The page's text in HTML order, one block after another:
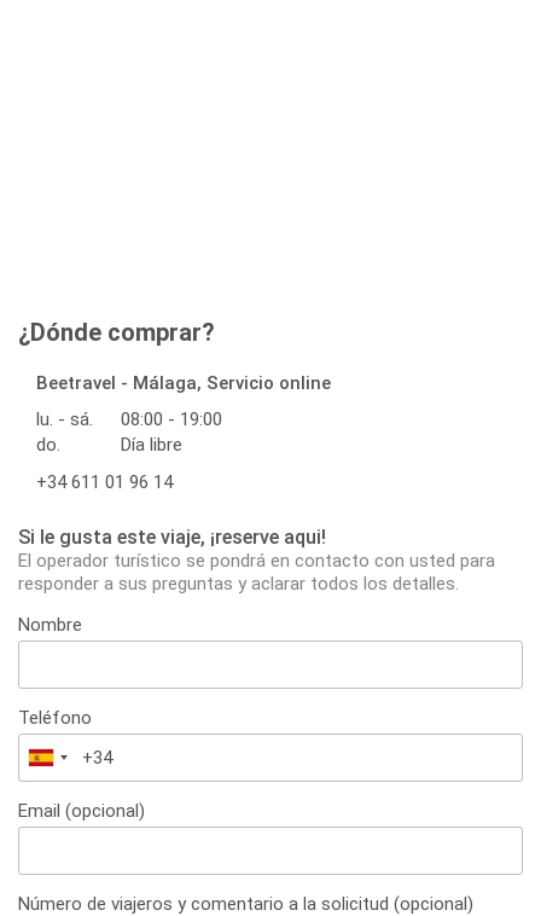
¿Dónde comprar?
Beetravel - Málaga, Servicio online
lu. - sá.
08:00 - 19:00
do.
Día libre
+34 611 01 96 14
Si le gusta este viaje, ¡reserve aqui!
El operador turístico se pondrá en contacto con usted para
responder a sus preguntas y aclarar todos los detalles.
Nombre
Teléfono
España
+34
Email (opcional)
Número de viajeros y comentario a la solicitud (opcional)